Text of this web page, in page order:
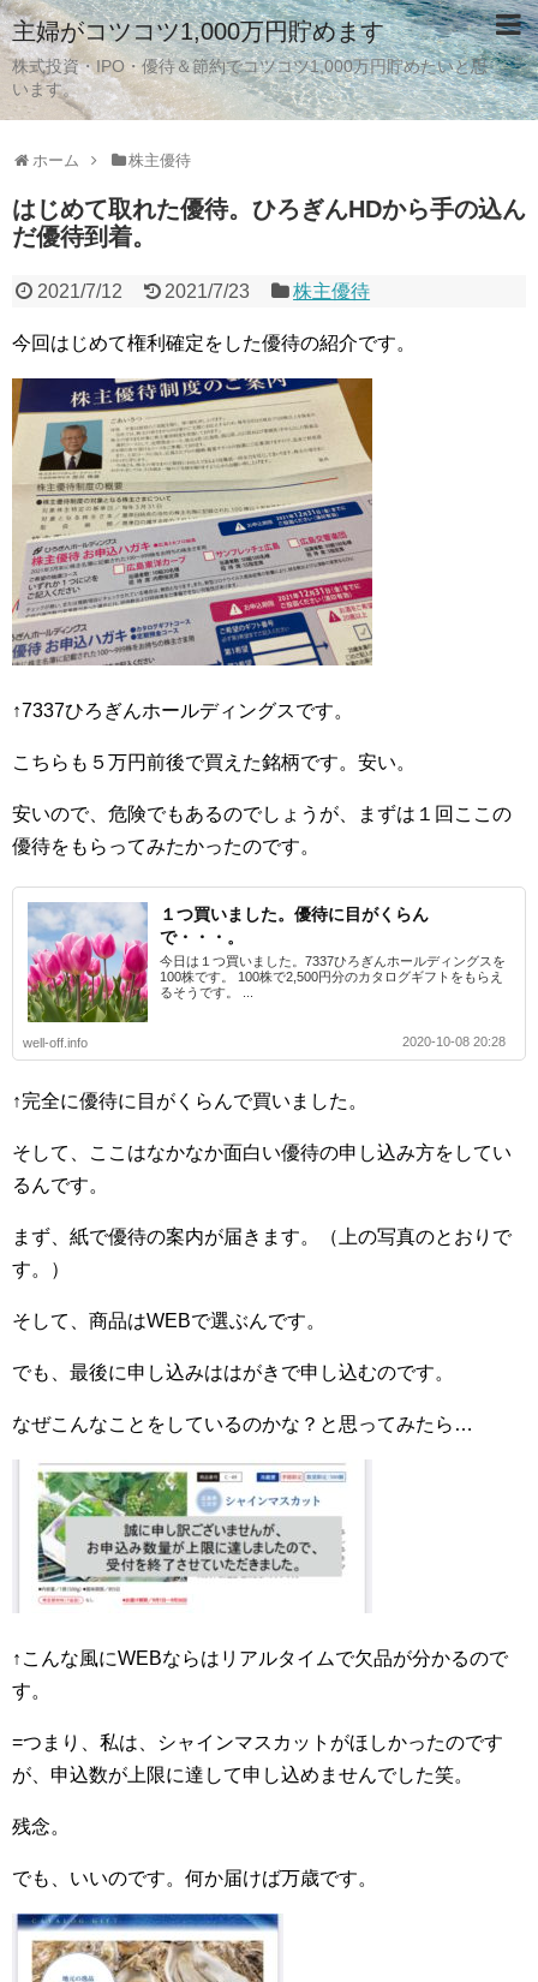
主婦がコツコツ1,000万円貯めます
株式投資・IPO・優待＆節約でコツコツ1,000万円貯めたいと思
います。
ホーム 株主優待
はじめて取れた優待。ひろぎんHDから手の込ん
だ優待到着。
2021/7/12 2021/7/23 株主優待
今回はじめて権利確定をした優待の紹介です。
↑7337ひろぎんホールディングスです。
こちらも５万円前後で買えた銘柄です。安い。
安いので、危険でもあるのでしょうが、まずは１回ここの
優待をもらってみたかったのです。
１つ買いました。優待に目がくらん
で・・・。
今日は１つ買いました。7337ひろぎんホールディングスを
100株です。 100株で2,500円分のカタログギフトをもらえ
るそうです。 ...
well-off.info 2020-10-08 20:28
↑完全に優待に目がくらんで買いました。
そして、ここはなかなか面白い優待の申し込み方をしてい
るんです。
まず、紙で優待の案内が届きます。（上の写真のとおりで
す。）
そして、商品はWEBで選ぶんです。
でも、最後に申し込みははがきで申し込むのです。
なぜこんなことをしているのかな？と思ってみたら…
↑こんな風にWEBならはリアルタイムで欠品が分かるので
す。
=つまり、私は、シャインマスカットがほしかったのです
が、申込数が上限に達して申し込めませんでした笑。
残念。
でも、いいのです。何か届けば万歳です。